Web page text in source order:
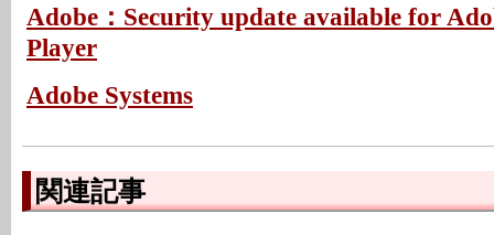
Adobe：Security update available for
Player
Adobe Systems
関連記事